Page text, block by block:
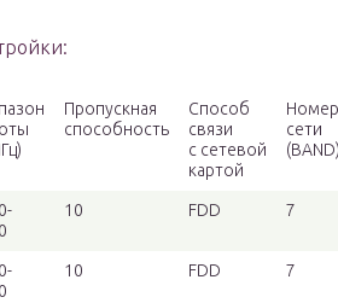
Пропускная
способность
Способ
связи
с сетевой
картой
Номер
сети
10 FDD 7
10 FDD 7